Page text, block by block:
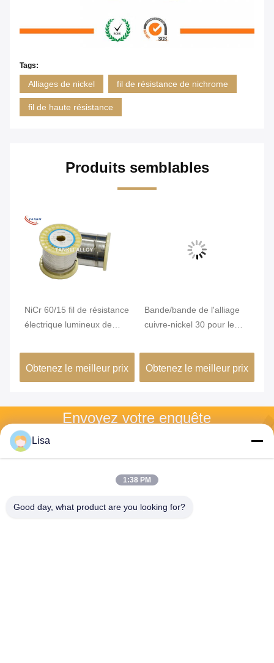
Tags:
Alliages de nickel fil de résistance de nichrome
fil de haute résistance
Produits semblables
NiCr 60/15 fil de résistance
électrique lumineux de
de chauffage de ptc
Obtenez le meilleur prix
Bande/bande de l'alliage
cuivre-nickel 30 pour le
Obtenez le meilleur prix
Envoyez votre enquête
possible.
Lisa
1:38 PM
Good day, what product are you looking for?